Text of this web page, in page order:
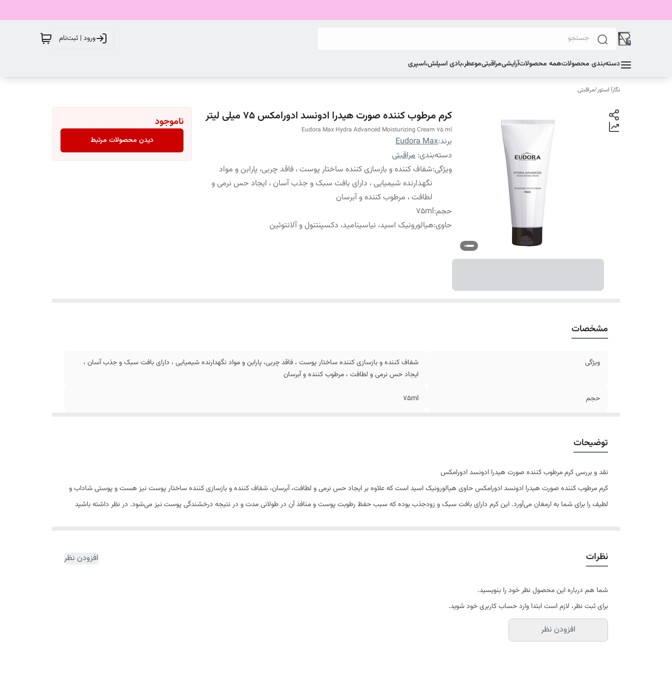
ورود | ثبت‌نام
دسته‌بندی محصولاتهمه محصولاتآرایشیمراقبتیموعطر،بادی اسپلش،اسپری
نگارآ استور/مراقبتی
کرم مرطوب کننده صورت هیدرا ادونسد ادورامکس 75 میلی لیتر
Eudora Max Hydra Advanced Moisturizing Cream 75 ml
برند:Eudora Max
دسته‌بندی: مراقبتی
ویژگی:شفاف کننده و بازسازی کننده ساختار پوست ، فاقد چربی، پارابن و مواد
نگهدارنده شیمیایی ، دارای بافت سبک و جذب آسان ، ایجاد حس نرمی و
لطافت ، مرطوب کننده و آبرسان
حجم:
75ml
حاوی:هیالورونیک اسید، نیاسینامید، دکسپنتنول و آلانتوئین
ناموجود
دیدن محصولات مرتبط
مشخصات
ویژگی
شفاف کننده و بازسازی کننده ساختار پوست ، فاقد چربی، پارابن و مواد نگهدارنده شیمیایی ، دارای بافت سبک و جذب آسان ،
ایجاد حس نرمی و لطافت ، مرطوب کننده و آبرسان
حجم 75ml
توضیحات
نقد و بررسی کرم مرطوب کننده صورت هیدرا ادونسد ادورامکس
کرم مرطوب کننده صورت هیدرا ادونسد ادورامکس حاوی هیالورونیک اسید است که علاوه بر ایجاد حس نرمی و لطافت، آبرسان، شفاف کننده و بازسازی کننده ساختار پوست نیز هست و پوستی شاداب و
لطیف را برای شما به ارمغان می‌آورد. این کرم دارای بافت سبک و زودجذب بوده که سبب حفظ رطوبت پوست و منافذ آن در طولانی مدت و در نتیجه درخشندگی پوست نیز می‌شود. در نظر داشته باشید
کرم مرطوب کننده صورت ادورامکس مدل Hydra Advanced با بهره مندی از فرمولاسیون ملایم و فوق العاده برای انواع پوست صورت مناسب است و توسط متخصصان برجسته پوست فرموله شده و یک
انتخاب مناسب برای تکمیل روتین پوستی است. در ادامه به فواید ترکیبات موجود در این کرم مرطوب کننده می‌پردازیم:
را برای صورت شما در طول روز تامین کند.
یکی دیگر از ترکیبات موثر و محبوب در محصولات پوستی به ویژه کرم مرطوب کننده ، هیالورونیک اسید است که علاوه بر تامین رطوبت لازم برای شادابی پوست از پیری پوست جلوگیری می‌کند.
دکسپنتنول موجود در کرم مرطوب کننده صورت ادورامکس باعث افزایش سطح رطوبت پوست شما می‌شود و تسکین دهنده التهاب، خارش و قرمزی پوست است.
نظرات افزودن نظر
شما هم درباره این محصول نظر خود را بنویسید.
برای ثبت نظر، لازم است ابتدا وارد حساب کاربری خود شوید.
افزودن نظر